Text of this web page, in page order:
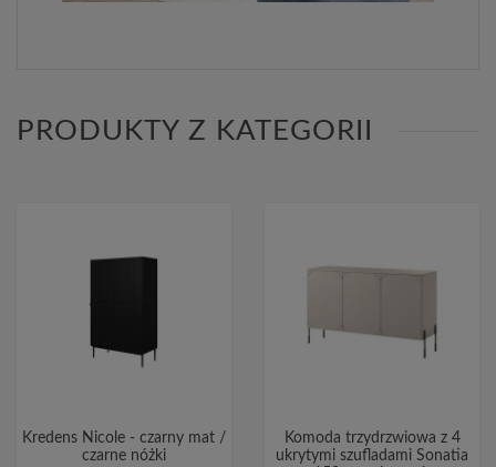
PRODUKTY Z KATEGORII
Kredens Nicole - czarny mat /
czarne nóżki
Komoda trzydrzwiowa z 4
ukrytymi szufladami Sonatia